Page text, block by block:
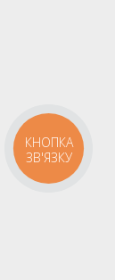
КНОПКА
ЗВ'ЯЗКУ